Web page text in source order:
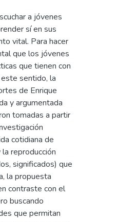
a jóvenes
sí en sus
vital. Para hacer
que los jóvenes
que tienen con
sentido, la
de Enrique
y argumentada
tomadas a partir
cotidiana de
reproducción
significados) que
la propuesta
contraste con el
buscando
que permitan